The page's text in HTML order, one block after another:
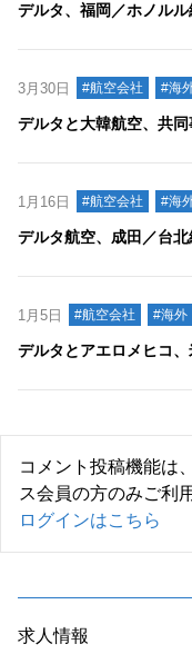
デルタ、福岡／ホノル
3月30日 #航空会社 #海
デルタと大韓航空、共
1月16日 #航空会社 #海
デルタ航空、成田／台
1月5日 #航空会社 #海外
デルタとアエロメヒコ
コメント投稿機能は
ス会員の方のみご利
ログインはこちら
求人情報